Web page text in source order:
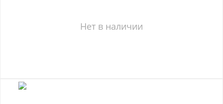
Нет в наличии